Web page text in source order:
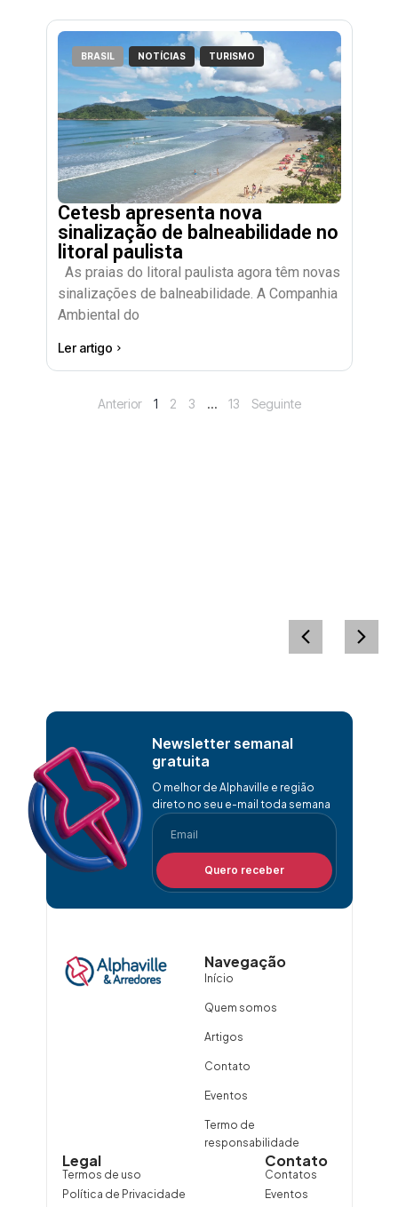
BRASIL NOTÍCIAS TURISMO
Cetesb apresenta nova
sinalização de balneabilidade no
litoral paulista
As praias do litoral paulista agora têm novas
sinalizações de balneabilidade. A Companhia
Ambiental do
Ler artigo
Anterior 1 2 3 … 13 Seguinte
Newsletter semanal
gratuita
O melhor de Alphaville e região
direto no seu e-mail toda semana
Quero receber
Navegação
Início
Quem somos
Artigos
Contato
Eventos
Termo de
responsabilidade
Contato
Contatos
Eventos
Legal
Termos de uso
Política de Privacidade